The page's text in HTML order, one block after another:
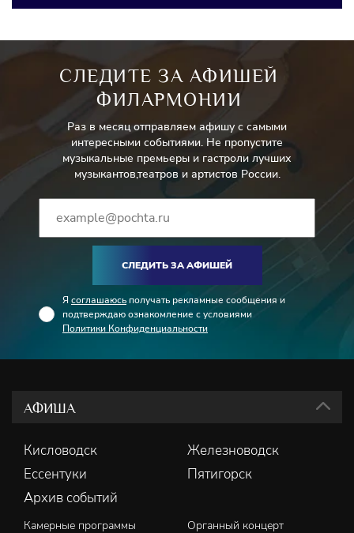
СЛЕДИТЕ ЗА АФИШЕЙ
ФИЛАРМОНИИ
Раз в месяц отправляем афишу с самыми
интересными событиями. Не пропустите
музыкальные премьеры и гастроли лучших
музыкантов,театров и артистов России.
СЛЕДИТЬ ЗА АФИШЕЙ
Я соглашаюсь получать рекламные сообщения и
подтверждаю ознакомление с условиями
Политики Конфиденциальности
АФИША
Кисловодск
Железноводск
Ессентуки
Пятигорск
Архив событий
Камерные программы
Органный концерт